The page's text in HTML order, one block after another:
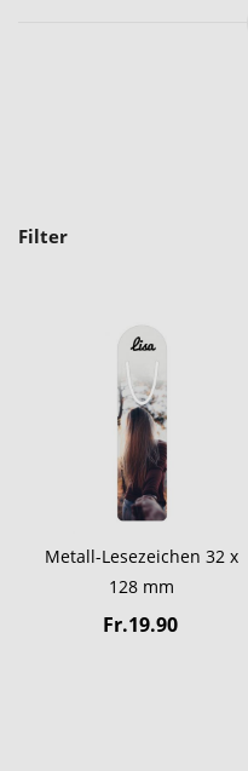
Filter
Metall-Lesezeichen 32 x
128 mm
Fr.19.90